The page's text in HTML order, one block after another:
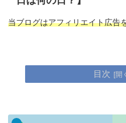
当ブログはアフィリエイト広告
目次